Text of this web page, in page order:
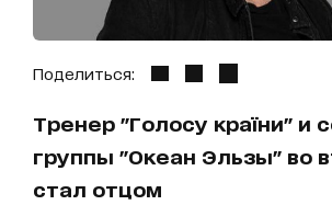
Поделиться:
Тренер "Голосу країни" и
группы "Океан Эльзы" во
стал отцом